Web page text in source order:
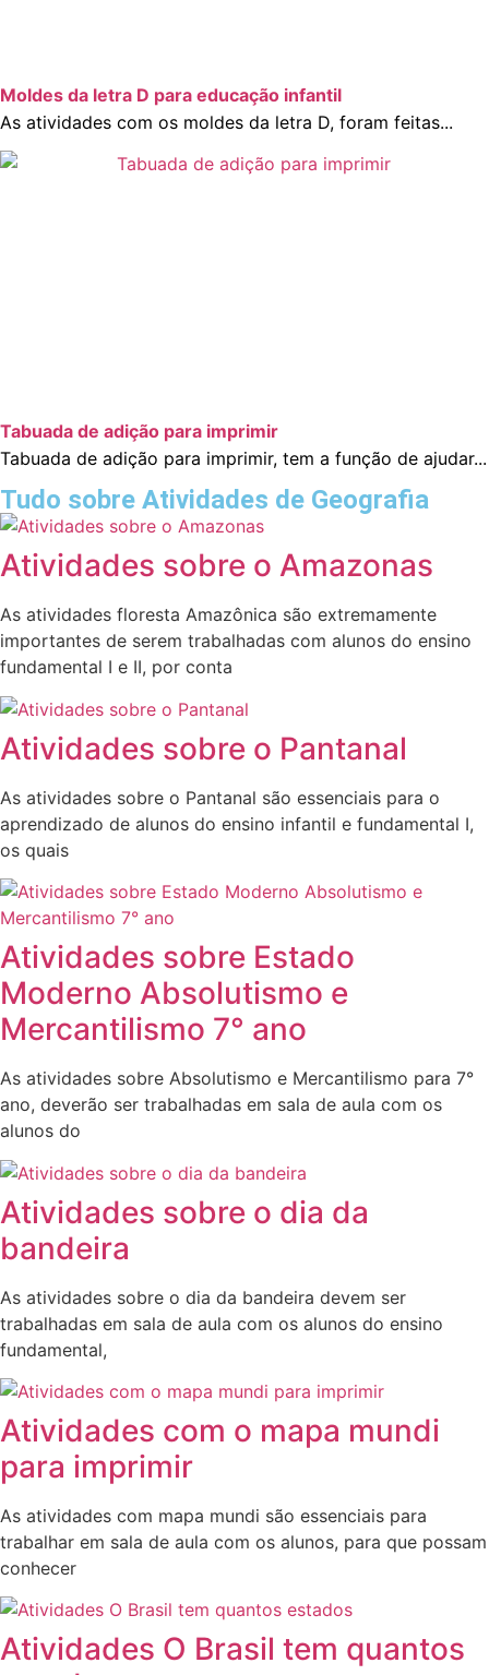
Moldes da letra D para educação infantil
As atividades com os moldes da letra D, foram feitas...
Tabuada de adição para imprimir
Tabuada de adição para imprimir, tem a função de ajudar...
Tudo sobre Atividades de Geografia
Atividades sobre o Amazonas
As atividades floresta Amazônica são extremamente
importantes de serem trabalhadas com alunos do ensino
fundamental I e II, por conta
Atividades sobre o Pantanal
As atividades sobre o Pantanal são essenciais para o
aprendizado de alunos do ensino infantil e fundamental I,
os quais
Atividades sobre Estado
Moderno Absolutismo e
Mercantilismo 7° ano
As atividades sobre Absolutismo e Mercantilismo para 7°
ano, deverão ser trabalhadas em sala de aula com os
alunos do
Atividades sobre o dia da
bandeira
As atividades sobre o dia da bandeira devem ser
trabalhadas em sala de aula com os alunos do ensino
fundamental,
Atividades com o mapa mundi
para imprimir
As atividades com mapa mundi são essenciais para
trabalhar em sala de aula com os alunos, para que possam
conhecer
Atividades O Brasil tem quantos